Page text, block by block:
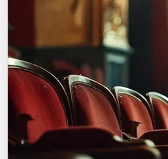
Города
Площадки
Артисты
Рейтинги